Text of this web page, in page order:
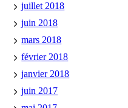
juillet 2018
juin 2018
mars 2018
février 2018
janvier 2018
juin 2017